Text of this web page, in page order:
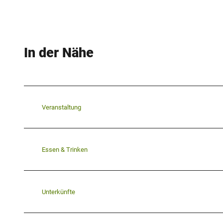
In der Nähe
Veranstaltung
Essen & Trinken
Unterkünfte